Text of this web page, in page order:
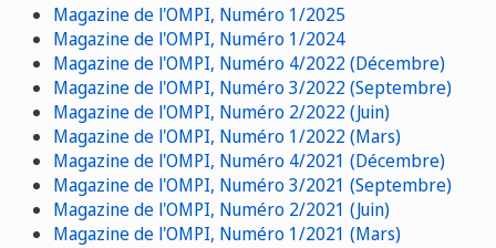
Magazine de l'OMPI, Numéro 1/2025
Magazine de l'OMPI, Numéro 1/2024
Magazine de l'OMPI, Numéro 4/2022 (Décembre)
Magazine de l'OMPI, Numéro 3/2022 (Septembre)
Magazine de l'OMPI, Numéro 2/2022 (Juin)
Magazine de l'OMPI, Numéro 1/2022 (Mars)
Magazine de l'OMPI, Numéro 4/2021 (Décembre)
Magazine de l'OMPI, Numéro 3/2021 (Septembre)
Magazine de l'OMPI, Numéro 2/2021 (Juin)
Magazine de l'OMPI, Numéro 1/2021 (Mars)